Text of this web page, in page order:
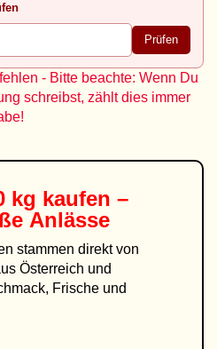
Prüfen
- Bitte beachte: Wenn Du
schreibst, zählt dies immer
kg kaufen –
Anlässe
stammen direkt von
Österreich und
Frische und